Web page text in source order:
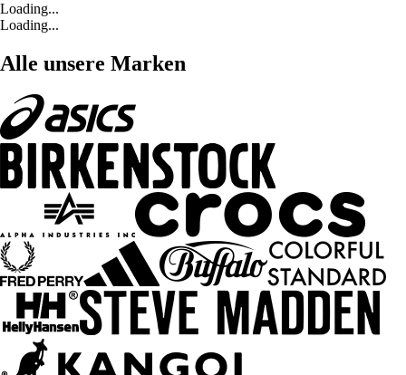
Loading...
Loading...
Alle unsere Marken